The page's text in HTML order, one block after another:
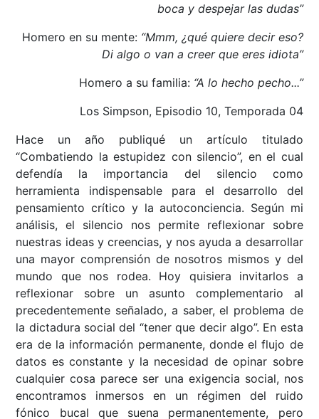
boca y despejar las dudas”
Homero en su mente: “Mmm, ¿qué quiere decir eso?
Di algo o van a creer que eres idiota”
Homero a su familia: “A lo hecho pecho...”
Los Simpson, Episodio 10, Temporada 04
Hace un año publiqué un artículo titulado
“Combatiendo la estupidez con silencio”, en el cual
defendía la importancia del silencio como
herramienta indispensable para el desarrollo del
pensamiento crítico y la autoconciencia. Según mi
análisis, el silencio nos permite reflexionar sobre
nuestras ideas y creencias, y nos ayuda a desarrollar
una mayor comprensión de nosotros mismos y del
mundo que nos rodea. Hoy quisiera invitarlos a
reflexionar sobre un asunto complementario al
precedentemente señalado, a saber, el problema de
la dictadura social del “tener que decir algo”. En esta
era de la información permanente, donde el flujo de
datos es constante y la necesidad de opinar sobre
cualquier cosa parece ser una exigencia social, nos
encontramos inmersos en un régimen del ruido
fónico bucal que suena permanentemente, pero